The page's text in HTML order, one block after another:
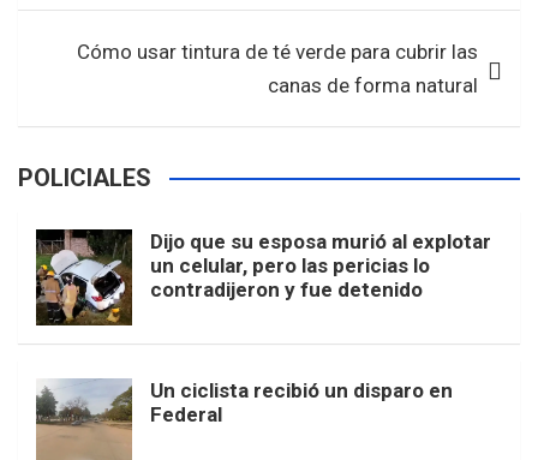
k
p
Cómo usar tintura de té verde para cubrir las
canas de forma natural
POLICIALES
Dijo que su esposa murió al explotar
un celular, pero las pericias lo
contradijeron y fue detenido
Un ciclista recibió un disparo en
Federal